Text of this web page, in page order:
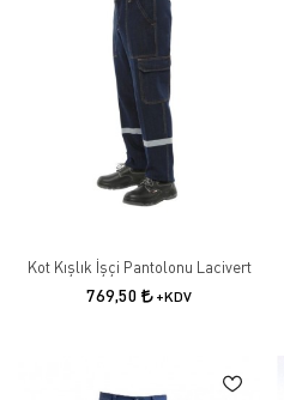
Kot Kışlık İşçi Pantolonu Lacivert
769,50 +KDV